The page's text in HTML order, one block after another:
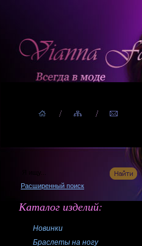
Расширенный поиск
Каталог изделий:
Новинки
Браслеты на ногу